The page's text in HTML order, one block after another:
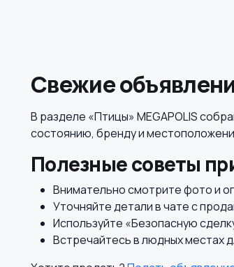
Свежие
В разделе «Птицы» MEGAPOLIS
состоянию, бренду и
Полезные советы
Внимательно смотрите фото и
Уточняйте детали в чате с
Используйте «Безопасную
Встречайтесь в людных местах